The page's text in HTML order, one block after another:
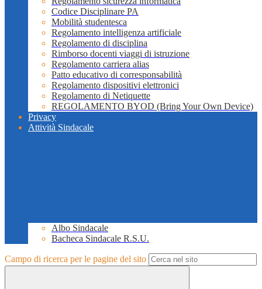
Codice Disciplinare PA
Mobilità studentesca
Regolamento intelligenza artificiale
Regolamento di disciplina
Rimborso docenti viaggi di istruzione
Regolamento carriera alias
Patto educativo di corresponsabilità
Regolamento dispositivi elettronici
Regolamento di Netiquette
REGOLAMENTO BYOD (Bring Your Own Device)
Privacy
Attività Sindacale
Albo Sindacale
Bacheca Sindacale R.S.U.
Campo di ricerca per le pagine del sito